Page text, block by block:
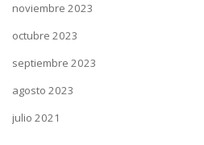
noviembre 2023
octubre 2023
septiembre 2023
agosto 2023
julio 2021